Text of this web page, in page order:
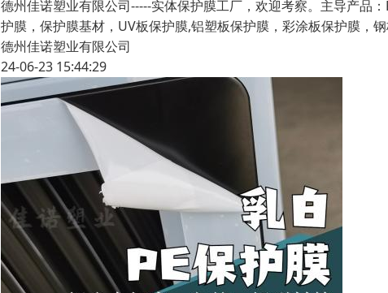
德州佳诺塑业有限公司-----实体保护膜工厂，欢迎考察。主导产品
护膜，保护膜基材，UV板保护膜,铝塑板保护膜，彩涂板保护膜，
德州佳诺塑业有限公司
24-06-23 15:44:29